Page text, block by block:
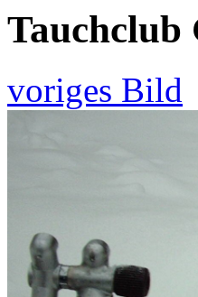
Tauchclub
voriges Bild